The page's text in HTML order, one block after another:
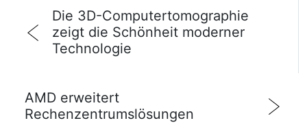
Die 3D-Computertomographie
zeigt die Schönheit moderner
Technologie
AMD erweitert
Rechenzentrumslösungen